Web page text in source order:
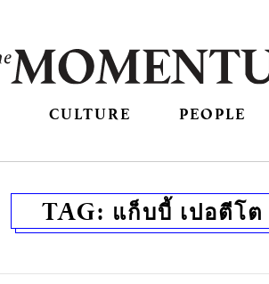
CULTURE PEOPLE
TAG: แก็บบี้ เปอตีโต